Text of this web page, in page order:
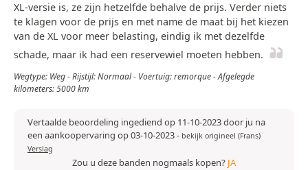
XL-versie is, ze zijn hetzelfde behalve de prijs. Verder niets
te klagen voor de prijs en met name de maat bij het kiezen
van de XL voor meer belasting, eindig ik met dezelfde
schade, maar ik had een reservewiel moeten hebben.
Wegtype: Weg - Rijstijl: Normaal - Voertuig: remorque - Afgelegde
kilometers: 5000 km
Vertaalde beoordeling ingediend op 11-10-2023 door ju na
een aankoopervaring op 03-10-2023- bekijk origineel (Frans)
Verslag
Zou u deze banden nogmaals kopen? JA